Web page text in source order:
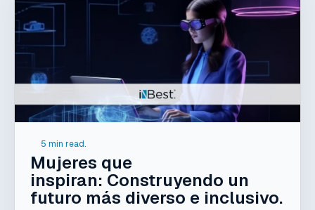
5 min read.
Mujeres que
inspiran: Construyendo un
futuro más diverso e inclusivo.